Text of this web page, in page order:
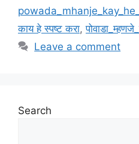
काय हे स्पष्ट करा,
Leave a comment
Search